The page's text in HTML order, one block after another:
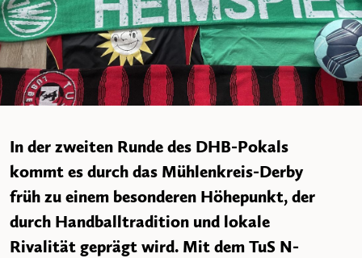
In der zweiten Runde des DHB-Pokals
kommt es durch das Mühlenkreis-Derby
früh zu einem besonderen Höhepunkt, der
durch Handballtradition und lokale
Rivalität geprägt wird. Mit dem TuS N-